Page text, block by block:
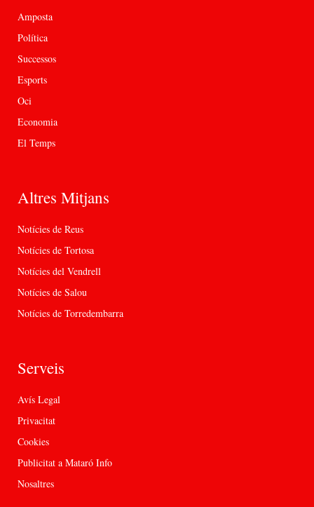
Amposta
Política
Successos
Esports
Oci
Economia
El Temps
Altres Mitjans
Notícies de Reus
Notícies de Tortosa
Notícies del Vendrell
Notícies de Salou
Notícies de Torredembarra
Serveis
Avís Legal
Privacitat
Cookies
Publicitat a Mataró Info
Nosaltres